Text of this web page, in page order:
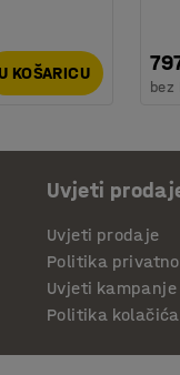
U KOŠARICU
bez
Uvjeti
Uvjeti prodaje
Politika
Uvjeti
Politika kolačića